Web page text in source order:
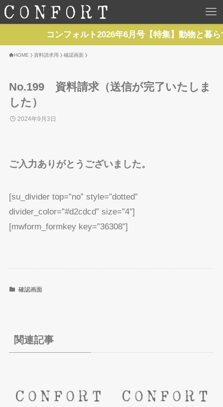
HOME
BACKNUMBER
SERIES
コンフォルト2026年6月号【特集】動物と暮
HOME 資料請求用 確認画面
No.199 資料請求（送信が完了いたしま
した）
2024年9月3日
ご入力ありがとうございました。
[su_divider top=”no” style=”dotted”
divider_color=”#d2cdcd” size=”4″]
[mwform_formkey key=”36308″]
確認画面
関連記事